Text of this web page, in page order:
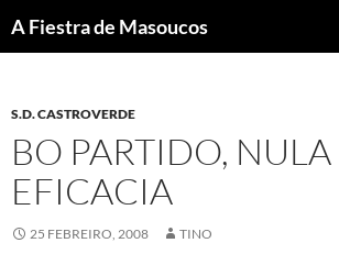
aoA Fiestra de Masoucos
S.D. CASTROVERDE
BO PARTIDO, NULA
EFICACIA
25 FEBREIRO, 2008 TINO